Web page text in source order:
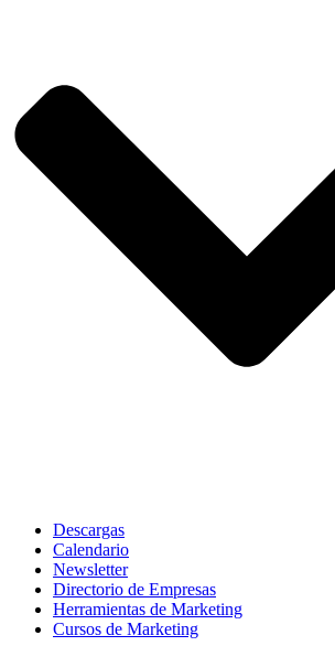
Descargas
Calendario
Newsletter
Directorio de Empresas
Herramientas de Marketing
Cursos de Marketing